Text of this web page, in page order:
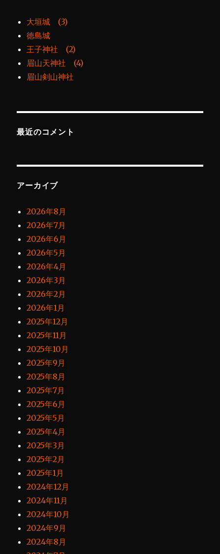
大垣城 (3)
徳島城
王子神社 (2)
眉山天神社 (4)
眉山剣山神社
最近のコメント
アーカイブ
2026年8月
2026年7月
2026年6月
2026年5月
2026年4月
2026年3月
2026年2月
2026年1月
2025年12月
2025年11月
2025年10月
2025年9月
2025年8月
2025年7月
2025年6月
2025年5月
2025年4月
2025年3月
2025年2月
2025年1月
2024年12月
2024年11月
2024年10月
2024年9月
2024年8月